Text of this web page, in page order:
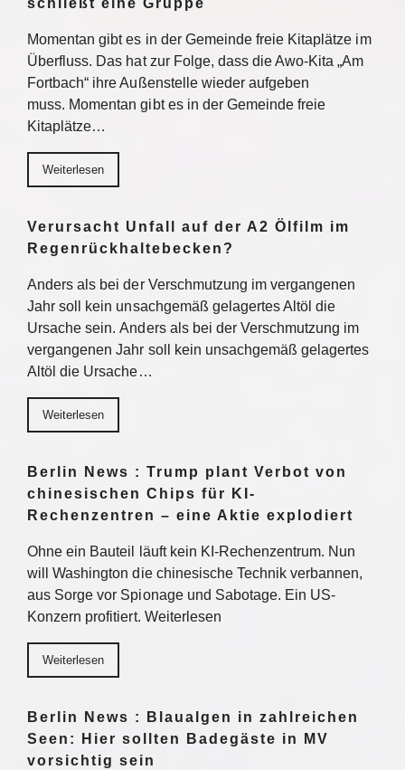
schließt eine Gruppe
Momentan gibt es in der Gemeinde freie Kitaplätze im
Überfluss. Das hat zur Folge, dass die Awo-Kita „Am
Fortbach“ ihre Außenstelle wieder aufgeben
muss. Momentan gibt es in der Gemeinde freie
Kitaplätze…
Weiterlesen
Verursacht Unfall auf der A2 Ölfilm im
Regenrückhaltebecken?
Anders als bei der Verschmutzung im vergangenen
Jahr soll kein unsachgemäß gelagertes Altöl die
Ursache sein. Anders als bei der Verschmutzung im
vergangenen Jahr soll kein unsachgemäß gelagertes
Altöl die Ursache…
Weiterlesen
Berlin News : Trump plant Verbot von
chinesischen Chips für KI-
Rechenzentren – eine Aktie explodiert
Ohne ein Bauteil läuft kein KI-Rechenzentrum. Nun
will Washington die chinesische Technik verbannen,
aus Sorge vor Spionage und Sabotage. Ein US-
Konzern profitiert. Weiterlesen
Weiterlesen
Berlin News : Blaualgen in zahlreichen
Seen: Hier sollten Badegäste in MV
vorsichtig sein